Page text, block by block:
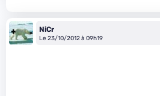
NiCr
Le 23/10/2012 à 09h19